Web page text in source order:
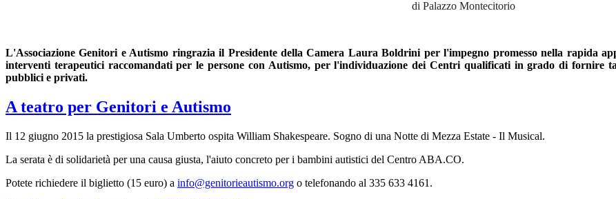
di Palazzo Montecitorio
L'Associazione Genitori e Autismo ringrazia il Presidente della Camera Laura Boldrini per l'impegno promesso nella rapida
interventi terapeutici raccomandati per le persone con Autismo, per l'individuazione dei Centri qualificati in grado di fornire
pubblici e privati.
A teatro per Genitori e Autismo
Il 12 giugno 2015 la prestigiosa Sala Umberto ospita William Shakespeare. Sogno di una Notte di Mezza Estate - Il Musical.
La serata è di solidarietà per una causa giusta, l'aiuto concreto per i bambini autistici del Centro ABA.CO.
Potete richiedere il biglietto (15 euro) a info@genitorieautismo.org o telefonando al 335 633 4161.